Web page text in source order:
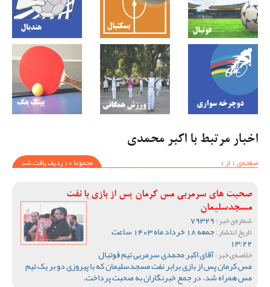
اخبار مرتبط با اکبر محمدی
صفحه‌ی 1 از 1
مجموعا 10 ردیف یافت شد
صحبت های سرمربی مس کرمان پس از بازی با نفت
مسجدسلیمان
شماره‌ی خبر :
تاریخ انتشار : جمعه 18 خرداد ماه 1403 ساعت
13:22
خلاصه‌ی خبر :آقای اکبر محمدی سرمربی تیم فوتبال
مس کرمان پس از بازی برابر نفت مسجدسلیمان که با پیروزی دو بر یک تیم
مس همراه شد، در جمع خبرنگاران به صحبت پرداخت.